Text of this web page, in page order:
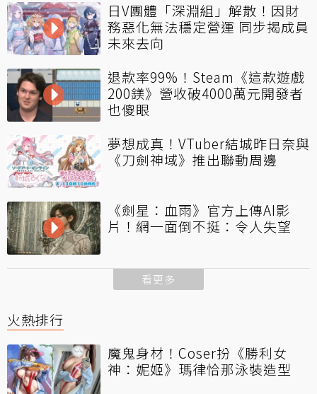
日V團體「深淵組」解散！因財
務惡化無法穩定營運 同步揭成員
未來去向
退款率99%！Steam《這款遊戲
200鎂》營收破4000萬元開發者
也傻眼
夢想成真！VTuber結城昨日奈與
《刀劍神域》推出聯動周邊
《劍星：血雨》官方上傳AI影
片！網一面倒不挺：令人失望
看更多
火熱排行
魔鬼身材！Coser扮《勝利女
神：妮姬》瑪律恰那泳裝造型